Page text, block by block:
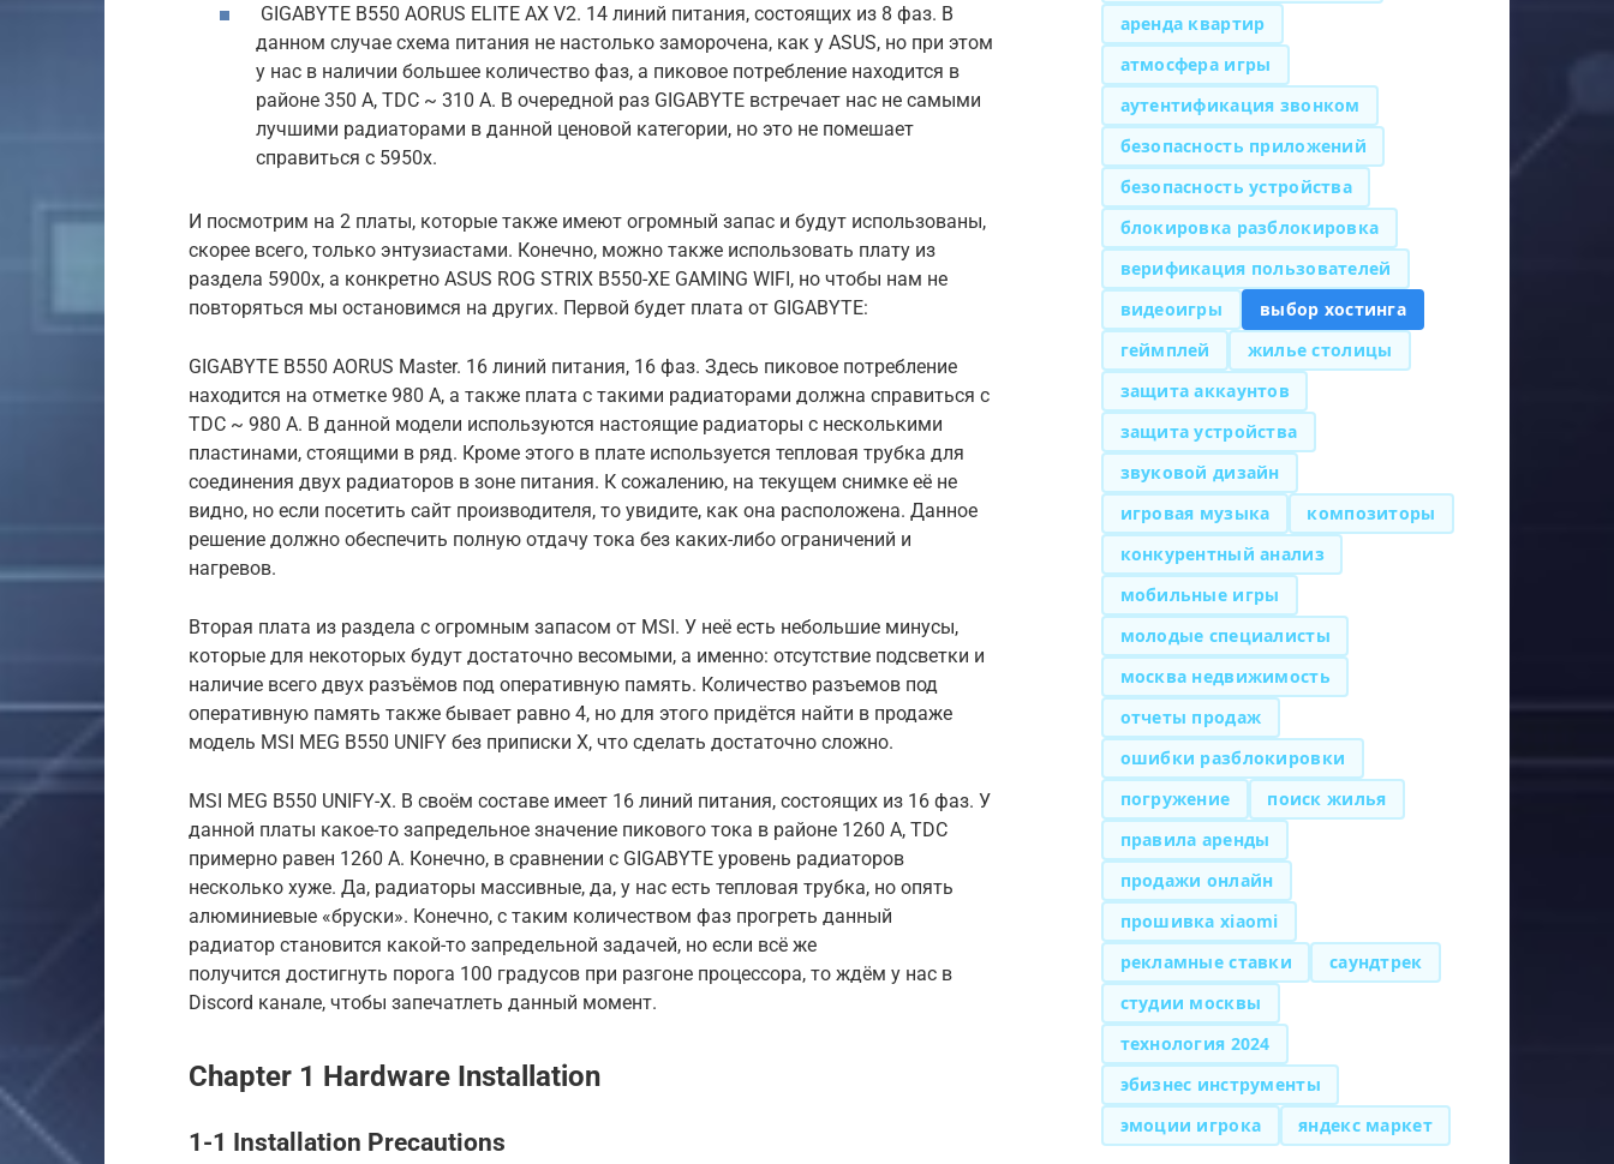
GIGABYTE B550 AORUS ELITE AX V2. 14 линий питания, состоящих из 8 фаз. В
данном случае схема питания не настолько заморочена, как у ASUS, но при этом
у нас в наличии большее количество фаз, а пиковое потребление находится в
районе 350 А, TDC ~ 310 А. В очередной раз GIGABYTE встречает нас не самыми
лучшими радиаторами в данной ценовой категории, но это не помешает
справиться с 5950x.
И посмотрим на 2 платы, которые также имеют огромный запас и будут использованы,
скорее всего, только энтузиастами. Конечно, можно также использовать плату из
раздела 5900x, а конкретно ASUS ROG STRIX B550-XE GAMING WIFI, но чтобы нам не
повторяться мы остановимся на других. Первой будет плата от GIGABYTE:
GIGABYTE B550 AORUS Master. 16 линий питания, 16 фаз. Здесь пиковое потребление
находится на отметке 980 А, а также плата с такими радиаторами должна справиться с
TDC ~ 980 А. В данной модели используются настоящие радиаторы с несколькими
пластинами, стоящими в ряд. Кроме этого в плате используется тепловая трубка для
соединения двух радиаторов в зоне питания. К сожалению, на текущем снимке её не
видно, но если посетить сайт производителя, то увидите, как она расположена. Данное
решение должно обеспечить полную отдачу тока без каких-либо ограничений и
нагревов.
Вторая плата из раздела с огромным запасом от MSI. У неё есть небольшие минусы,
которые для некоторых будут достаточно весомыми, а именно: отсутствие подсветки и
наличие всего двух разъёмов под оперативную память. Количество разъемов под
оперативную память также бывает равно 4, но для этого придётся найти в продаже
модель MSI MEG B550 UNIFY без приписки X, что сделать достаточно сложно.
MSI MEG B550 UNIFY-X. В своём составе имеет 16 линий питания, состоящих из 16 фаз. У
данной платы какое-то запредельное значение пикового тока в районе 1260 А, TDC
примерно равен 1260 А. Конечно, в сравнении с GIGABYTE уровень радиаторов
несколько хуже. Да, радиаторы массивные, да, у нас есть тепловая трубка, но опять
алюминиевые «бруски». Конечно, с таким количеством фаз прогреть данный
радиатор становится какой-то запредельной задачей, но если всё же
получится достигнуть порога 100 градусов при разгоне процессора, то ждём у нас в
Discord канале, чтобы запечатлеть данный момент.
Chapter 1 Hardware Installation
1-1 Installation Precautions
аренда квартир
атмосфера игры
аутентификация звонком
безопасность приложений
безопасность устройства
блокировка разблокировка
верификация пользователей
видеоигры
выбор хостинга
геймплей
жилье столицы
защита аккаунтов
защита устройства
звуковой дизайн
игровая музыка
композиторы
конкурентный анализ
мобильные игры
молодые специалисты
москва недвижимость
отчеты продаж
ошибки разблокировки
погружение
поиск жилья
правила аренды
продажи онлайн
прошивка xiaomi
рекламные ставки
саундтрек
студии москвы
технология 2024
эбизнес инструменты
эмоции игрока
яндекс маркет